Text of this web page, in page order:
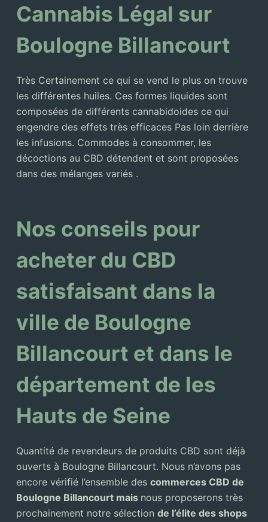
Cannabis Légal sur
Boulogne Billancourt
Très Certainement ce qui se vend le plus on trouve
les différentes huiles. Ces formes liquides sont
composées de différents cannabidoides ce qui
engendre des effets très efficaces Pas loin derrière
les infusions. Commodes à consommer, les
décoctions au CBD détendent et sont proposées
dans des mélanges variés .
Nos conseils pour
acheter du CBD
satisfaisant dans la
ville de Boulogne
Billancourt et dans le
département de les
Hauts de Seine
Quantité de revendeurs de produits CBD sont déjà
ouverts à Boulogne Billancourt. Nous n’avons pas
encore vérifié l’ensemble des commerces CBD de
Boulogne Billancourt mais nous proposerons très
prochainement notre sélection de l’élite des shops